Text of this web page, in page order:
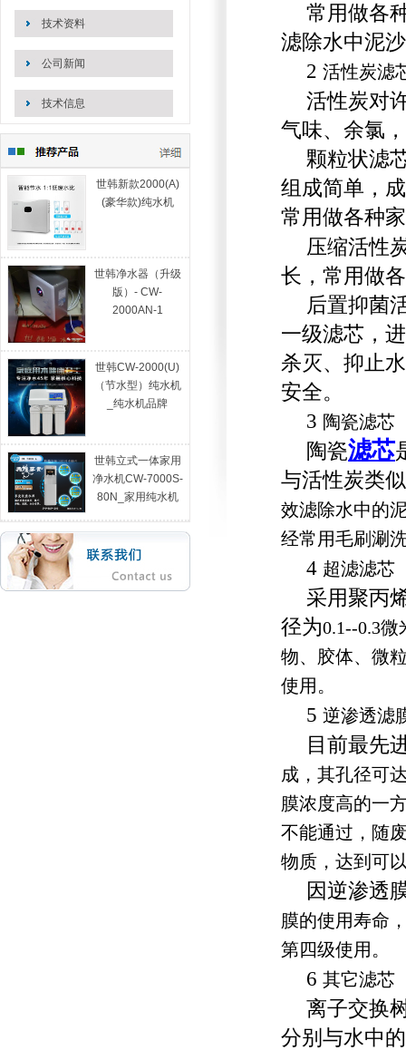
技术资料
公司新闻
技术信息
世韩新款2000(A)
(豪华款)纯水机
世韩净水器（升级
版）- CW-
2000AN-1
世韩CW-2000(U)
（节水型）纯水机
_纯水机品牌
世韩立式一体家用
净水机CW-7000S-
80N_家用纯水机
常用做各
滤除水中泥
2 活性炭滤
活性炭对
气味、余氯
颗粒状滤
组成简单，
常用做各种
压缩活性
长，常用做
后置抑菌
一级滤芯，
杀灭、抑止
安全。
3 陶瓷滤芯
陶瓷滤芯
与活性炭类
效滤除水中的
经常用毛刷涮
4 超滤滤芯
采用聚丙
径为0.1--0.3微
物、胶体、微
使用。
5 逆渗透滤
目前最先
成，其孔径可
膜浓度高的一
不能通过，随
物质，达到可
因逆渗透
膜的使用寿命
第四级使用。
6 其它滤芯
离子交换
分别与水中